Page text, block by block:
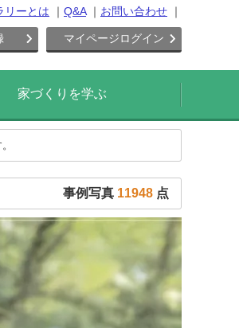
リーとは Q&A お問い合わせ
マイページログイン
家づくりを学ぶ
事例写真 11948 点